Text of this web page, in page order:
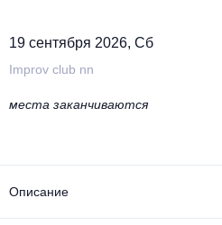
19 сентября 2026, Сб
Improv club nn
места заканчиваются
Описание